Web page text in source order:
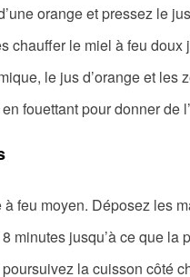
orange et pressez le
chauffer le miel à feu doux
le jus d’orange et les
fouettant pour donner de
feu moyen. Déposez les
minutes jusqu’à ce que
la cuisson côté